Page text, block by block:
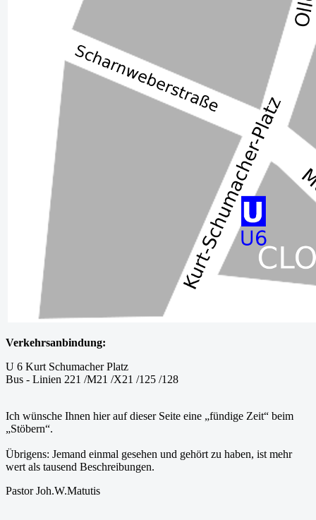
Verkehrsanbindung:
U 6 Kurt Schumacher Platz
Bus - Linien 221 /M21 /X21 /125 /128
Ich wünsche Ihnen hier auf dieser Seite eine „fündige Zeit“ beim
„Stöbern“.
Übrigens: Jemand einmal gesehen und gehört zu haben, ist mehr
wert als tausend Beschreibungen.
Pastor Joh.W.Matutis